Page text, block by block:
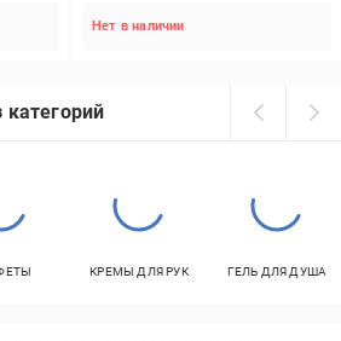
Нет в наличии
КРЕМЫ ДЛЯ РУК ГЕЛЬ ДЛЯ ДУША